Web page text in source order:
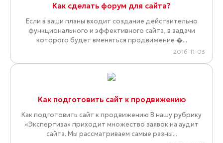
Как сделать форум для сайта?
Если в ваши планы входит создание действительно
функционального и эффективного сайта, в задачи
которого будет вменяться продвижение �...
2016-11-03
Как подготовить сайт к продвижению
Как подготовить сайт к продвижению В нашу рубрику
«Экспертиза» приходит множество заявок на аудит
сайта. Мы рассматриваем самые разны...